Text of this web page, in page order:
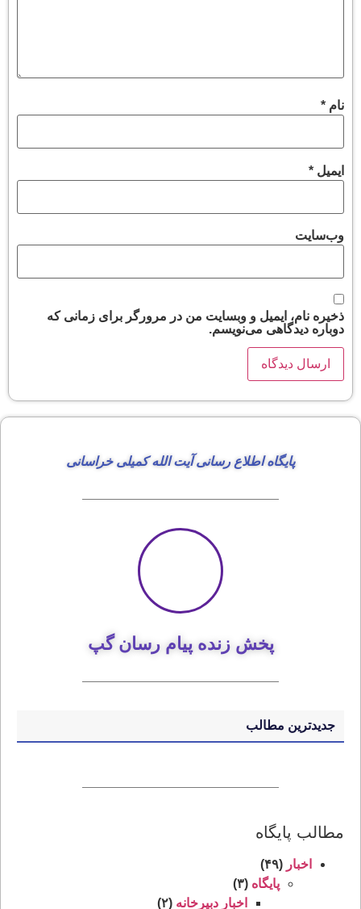
نام *
ایمیل *
وب‌سایت
ذخیره نام، ایمیل و وبسایت من در مرورگر برای زمانی که
دوباره دیدگاهی می‌نویسم.
پایگاه اطلاع رسانی آیت الله کمیلی خراسانی
پخش زنده پیام رسان گپ
جدیدترین مطالب
مطالب پایگاه
اخبار (۴۹)
پایگاه (۳)
اخبار دبیرخانه (۲)